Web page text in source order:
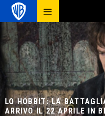
LO HOBBIT: LA
ARRIVO IL 22 APRILE IN